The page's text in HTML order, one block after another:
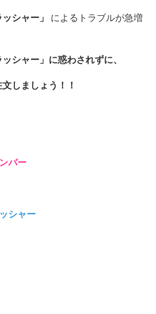
シャー」
によるトラブルが急増
ッシャー」に惑わされずに、
しましょう！！
バー
シャー